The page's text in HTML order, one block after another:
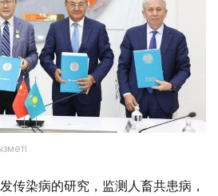
传染病的研究，监测人畜共患病，